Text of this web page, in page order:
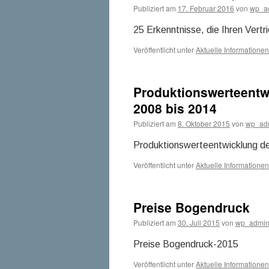
Publiziert am 17. Februar 2016 von
25 Erkenntnisse, die Ihren
Veröffentlicht unterAktuelle Informationen
2008 bis 2014
Publiziert am 8. Oktober 2015 von
Produktionswerteentwicklung
Veröffentlicht unterAktuelle Informationen
Preise Bogendruck
Publiziert am 30. Juli 2015 von wp_admin
Preise Bogendruck-2015
Veröffentlicht unterAktuelle Informationen